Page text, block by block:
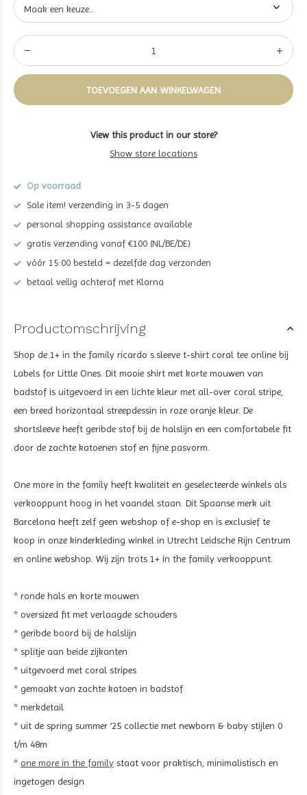
TOEVOEGEN AAN WINKELWAGEN
View this product in our store?
Show store locations
Op voorraad
Sale item! verzending in 3-5 dagen
personal shopping assistance available
gratis verzending vanaf €100 (NL/BE/DE)
vóór 15:00 besteld = dezelfde dag verzonden
betaal veilig achteraf met Klarna
Productomschrijving
Shop de 1+ in the family ricardo s.sleeve t-shirt coral tee online bij
Labels for Little Ones. Dit mooie shirt met korte mouwen van
badstof is uitgevoerd in een lichte kleur met all-over coral stripe,
een breed horizontaal streepdessin in roze oranje kleur. De
shortsleeve heeft geribde stof bij de halslijn en een comfortabele fit
door de zachte katoenen stof en fijne pasvorm.
One more in the family heeft kwaliteit en geselecteerde winkels als
verkooppunt hoog in het vaandel staan. Dit Spaanse merk uit
Barcelona heeft zelf geen webshop of e-shop en is exclusief te
koop in onze kinderkleding winkel in Utrecht Leidsche Rijn Centrum
en online webshop. Wij zijn trots 1+ in the family verkooppunt.
* ronde hals en korte mouwen
* oversized fit met verlaagde schouders
* geribde boord bij de halslijn
* splitje aan beide zijkanten
* uitgevoerd met coral stripes
* gemaakt van zachte katoen in badstof
* merkdetail
* uit de spring summer ‘25 collectie met newborn & baby stijlen 0
t/m 48m
* one more in the family staat voor praktisch, minimalistisch en
ingetogen design